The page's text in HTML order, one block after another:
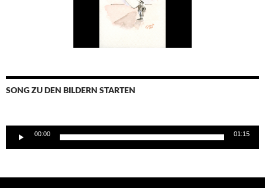
SONG ZU DEN BILDERN STARTEN
Player
00:00 01:15